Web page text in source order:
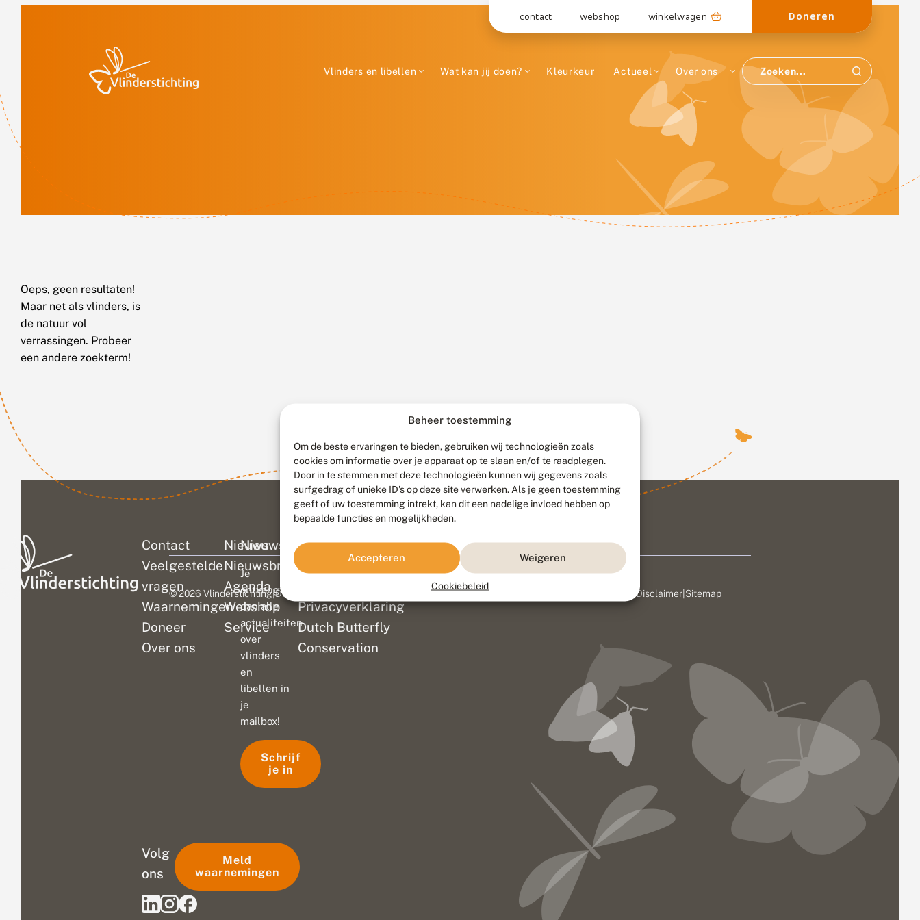
Beheer toestemming
Om de beste ervaringen te bieden, gebruiken wij technologieën zoals
cookies om informatie over je apparaat op te slaan en/of te raadplegen.
Door in te stemmen met deze technologieën kunnen wij gegevens zoals
surfgedrag of unieke ID's op deze site verwerken. Als je geen toestemming
geeft of uw toestemming intrekt, kan dit een nadelige invloed hebben op
bepaalde functies en mogelijkheden.
Accepteren Weigeren
Cookiebeleid
contact webshop winkelwagen Doneren
Vlinders en libellen Wat kan jij doen? Kleurkeur Actueel Over ons
Oeps, geen resultaten!
Maar net als vlinders, is
de natuur vol
verrassingen. Probeer
een andere zoekterm!
Contact
Veelgestelde
vragen
Waarnemingen
Doneer
Over ons
Nieuws
Nieuwsbrief
Agenda
Webshop
Service
Colofon
Disclaimer
Privacyverklaring
Dutch Butterfly
Conservation
Nieuwsbrief
Je
ontvangt
dan alle
actualiteiten
over
vlinders
en
libellen in
je
mailbox!
Schrijf
je in
Volg
ons
Meld
waarnemingen
© 2026 Vlinderstichting|Duurzaam ontwikkeld door Go2People, ontworpen door Disclaimer Sitemap